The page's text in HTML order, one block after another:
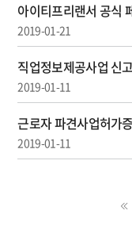
아이티프리랜서 공식
2019-01-21
직업정보제공사업 신
2019-01-11
근로자 파견사업허가
2019-01-11